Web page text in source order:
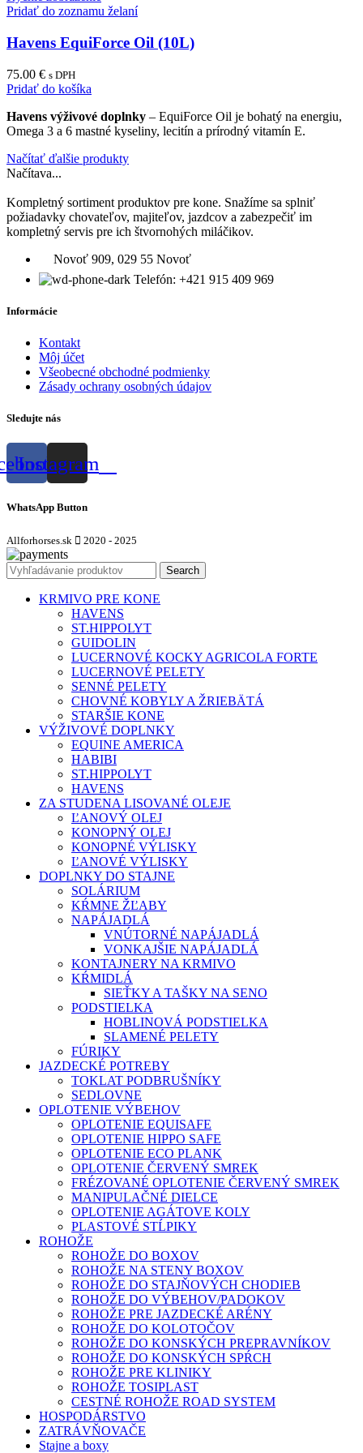
Pridať do zoznamu želaní
Havens EquiForce Oil (10L)
75.00 € s DPH
Pridať do košíka
Havens výživové doplnky – EquiForce Oil je bohatý na energiu,
Omega 3 a 6 mastné kyseliny, lecitín a prírodný vitamín E.
Načítať ďalšie produkty
Načítava...
Kompletný sortiment produktov pre kone. Snažíme sa splniť
požiadavky chovateľov, majiteľov, jazdcov a zabezpečiť im
kompletný servis pre ich štvornohých miláčikov.
Novoť 909, 029 55 Novoť
Telefón: +421 915 409 969
Informácie
Kontakt
Môj účet
Všeobecné obchodné podmienky
Zásady ochrany osobných údajov
Sledujte nás
Instagram
WhatsApp Button
Allforhorses.sk 2020 - 2025
Search
KRMIVO PRE KONE
HAVENS
ST.HIPPOLYT
GUIDOLIN
LUCERNOVÉ KOCKY AGRICOLA FORTE
LUCERNOVÉ PELETY
SENNÉ PELETY
CHOVNÉ KOBYLY A ŽRIEBÄTÁ
STARŠIE KONE
VÝŽIVOVÉ DOPLNKY
EQUINE AMERICA
HABIBI
ST.HIPPOLYT
HAVENS
ZA STUDENA LISOVANÉ OLEJE
ĽANOVÝ OLEJ
KONOPNÝ OLEJ
KONOPNÉ VÝLISKY
ĽANOVÉ VÝLISKY
DOPLNKY DO STAJNE
SOLÁRIUM
KŔMNE ŽĽABY
NAPÁJADLÁ
VNÚTORNÉ NAPÁJADLÁ
VONKAJŠIE NAPÁJADLÁ
KONTAJNERY NA KRMIVO
KŔMIDLÁ
SIEŤKY A TAŠKY NA SENO
PODSTIELKA
HOBLINOVÁ PODSTIELKA
SLAMENÉ PELETY
FÚRIKY
JAZDECKÉ POTREBY
TOKLAT PODBRUŠNÍKY
SEDLOVNE
OPLOTENIE VÝBEHOV
OPLOTENIE EQUISAFE
OPLOTENIE HIPPO SAFE
OPLOTENIE ECO PLANK
OPLOTENIE ČERVENÝ SMREK
FRÉZOVANÉ OPLOTENIE ČERVENÝ SMREK
MANIPULAČNÉ DIELCE
OPLOTENIE AGÁTOVE KOLY
PLASTOVÉ STĹPIKY
ROHOŽE
ROHOŽE DO BOXOV
ROHOŽE NA STENY BOXOV
ROHOŽE DO STAJŇOVÝCH CHODIEB
ROHOŽE DO VÝBEHOV/PADOKOV
ROHOŽE PRE JAZDECKÉ ARÉNY
ROHOŽE DO KOLOTOČOV
ROHOŽE DO KONSKÝCH PREPRAVNÍKOV
ROHOŽE DO KONSKÝCH SPŔCH
ROHOŽE PRE KLINIKY
ROHOŽE TOSIPLAST
CESTNÉ ROHOŽE ROAD SYSTEM
HOSPODÁRSTVO
ZATRÁVŇOVAČE
Stajne a boxy